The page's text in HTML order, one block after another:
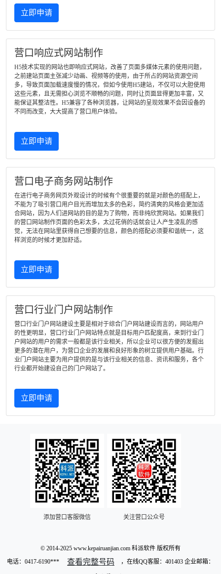
立即申请
营口响应式网站制作
H5技术实现的网站也即响应式网站，改善了页面多媒体元素的使用问题，
之前建站页面主张减少动画、视频等的使用，由于所占的网站资源空间
多，导致页面加载速度慢的情况，但如今使用H5建站，不仅可以大胆使用
这些元素，且无需担心浏览不顺畅的问题，同时让页面显得更加丰富，又
能保证其整洁性。H5兼容了各种浏览器，让网站的呈现效果不会因设备的
不同而改变，大大提高了营口用户体验。
立即申请
营口电子商务网站制作
在进行电子商务网页外观设计的时候有个很重要的就是对颜色的搭配上，
不能为了吸引营口用户目光而增加太多的色彩，简约清爽的风格会更加适
合网站，因为人们进网站的目的是为了购物，而非纯欣赏网站。如果我们
的营口网站制作页面的色彩太多，太过花俏的话就会让人产生凌乱的感
觉，无法在网站里获得自己想要的信息，颜色的搭配必须要和谐统一，这
样浏览的时候才更加舒适。
立即申请
营口行业门户网站制作
营口行业门户网站建设主要是相对于综合门户网站建设而言的，网站用户
的性更明显，营口行业门户网站特点就是目标用户匹配度高，来到行业门
户网站的用户的需求一般都是该行业相关，所以企业可以很方便的发掘出
更多的潜在用户，为营口企业的发展和良好形象的树立提供用户基础。行
业门户网站主要为用户提供的是与该行业相关的信息、资讯和服务，各个
行业都开始建设自己的门户网站了。
立即申请
添加营口客服微信 关注营口公众号
© 2014-2025 www.kepairuanjian.com 科派软件 版权所有
电话： 0417-6190*** 查看完整号码 ，在线QQ客服：401403 企业邮箱：